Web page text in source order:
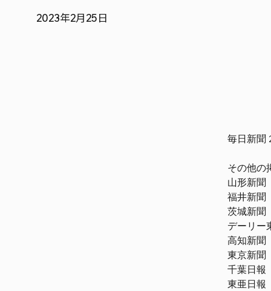
2023年2月25日
毎日新聞
その他の
山形新聞
福井新聞
茨城新聞
デーリー
高知新聞
東京新聞
千葉日報
東亜日報